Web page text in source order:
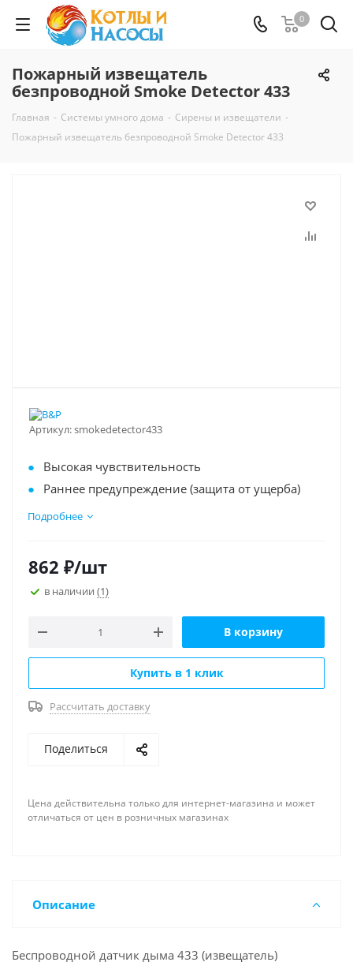
0
Пожарный извещатель
безпроводной Smoke Detector 433
Главная - Системы умного дома - Сирены и извещатели -
Пожарный извещатель безпроводной Smoke Detector 433
Артикул:smokedetector433
Высокая чувствительность
Раннее предупреждение (защита от ущерба)
универсальная частота 433 мгц
Срок замены батарейки 1-3 года
Подробнее
862 ₽/шт
в наличии (1)
В корзину
Купить в 1 клик
Рассчитать доставку
Поделиться
Цена действительна только для интернет-магазина и может
отличаться от цен в розничных магазинах
Описание
Беспроводной датчик дыма 433 (извещатель)